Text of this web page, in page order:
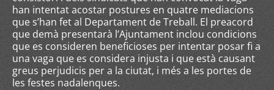
han intentat acostar postures en quatre mediacions
que s’han fet al Departament de Treball. El preacord
que demà presentarà l’Ajuntament inclou condicions
que es consideren beneficioses per intentar posar fi a
una vaga que es considera injusta i que està causant
greus perjudicis per a la ciutat, i més a les portes de
les festes nadalenques.